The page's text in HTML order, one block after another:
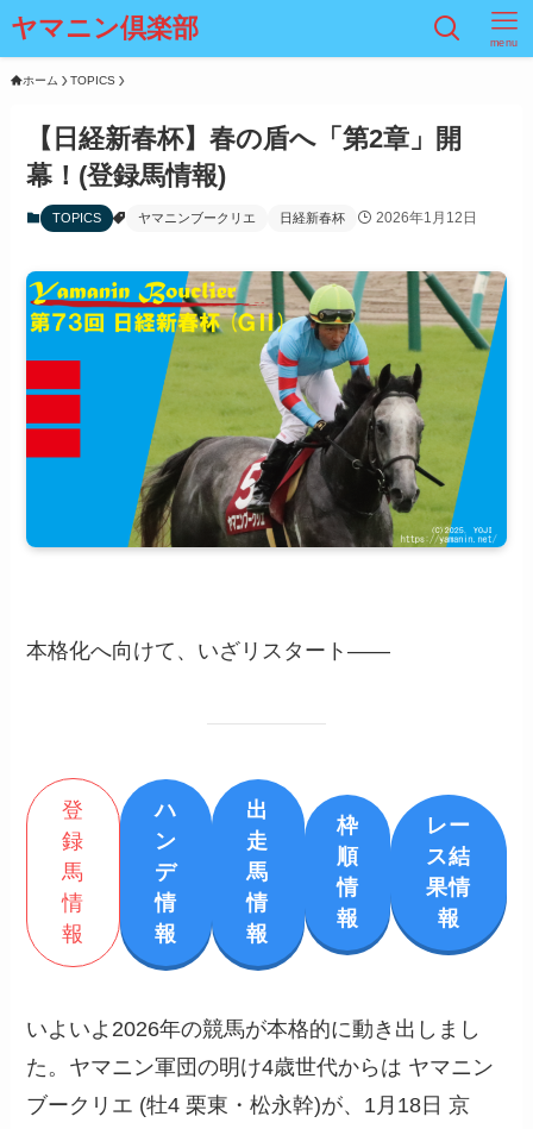
ヤマニン倶楽部 menu
ホーム TOPICS
【日経新春杯】春の盾へ「第2章」開
幕！(登録馬情報)
TOPICS ヤマニンブークリエ 日経新春杯 2026年1月12日
本格化へ向けて、いざリスタート――
登
録
馬
情
報
ハ
ン
デ
情
報
出
走
馬
情
報
枠
順
情
報
レー
ス結
果情
報
いよいよ2026年の競馬が本格的に動き出しまし
た。ヤマニン軍団の明け4歳世代からは ヤマニン
ブークリエ (牡4 栗東・松永幹)が、1月18日 京